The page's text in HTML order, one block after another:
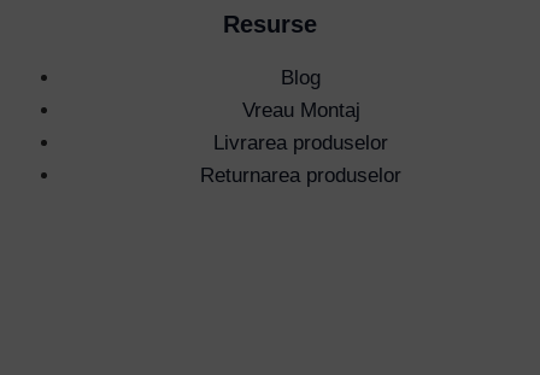
Resurse
Blog
Vreau Montaj
Livrarea produselor
Returnarea produselor